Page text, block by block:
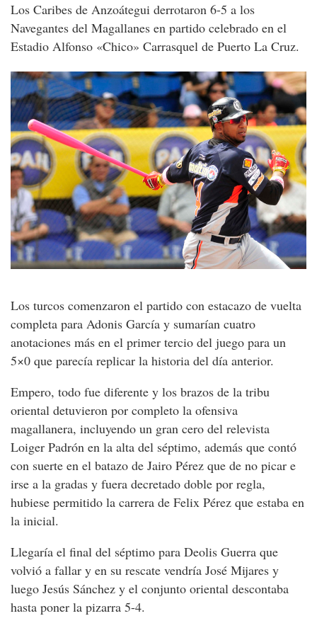
Los Caribes de Anzoátegui derrotaron 6-5 a los
Navegantes del Magallanes en partido celebrado en el
Estadio Alfonso «Chico» Carrasquel de Puerto La Cruz.
Los turcos comenzaron el partido con estacazo de vuelta
completa para Adonis García y sumarían cuatro
anotaciones más en el primer tercio del juego para un
5×0 que parecía replicar la historia del día anterior.
Empero, todo fue diferente y los brazos de la tribu
oriental detuvieron por completo la ofensiva
magallanera, incluyendo un gran cero del relevista
Loiger Padrón en la alta del séptimo, además que contó
con suerte en el batazo de Jairo Pérez que de no picar e
irse a la gradas y fuera decretado doble por regla,
hubiese permitido la carrera de Felix Pérez que estaba en
la inicial.
Llegaría el final del séptimo para Deolis Guerra que
volvió a fallar y en su rescate vendría José Mijares y
luego Jesús Sánchez y el conjunto oriental descontaba
hasta poner la pizarra 5-4.